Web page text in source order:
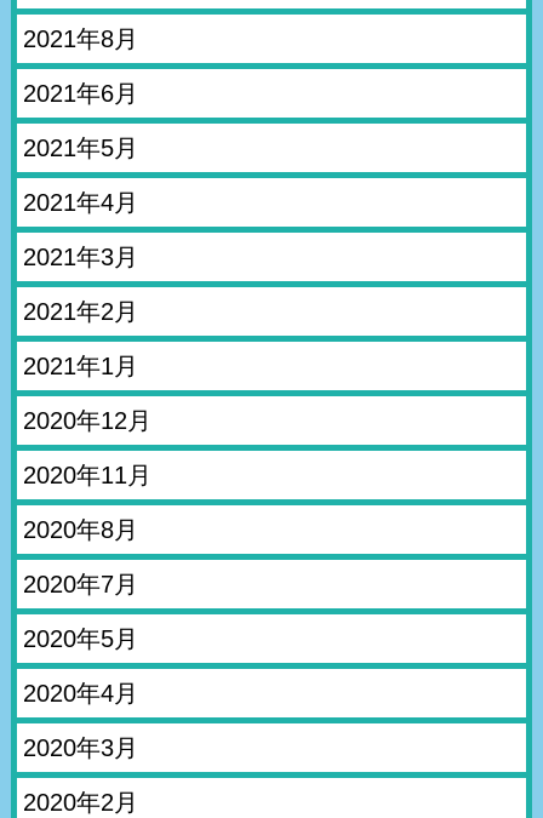
2021年8月
2021年6月
2021年5月
2021年4月
2021年3月
2021年2月
2021年1月
2020年12月
2020年11月
2020年8月
2020年7月
2020年5月
2020年4月
2020年3月
2020年2月